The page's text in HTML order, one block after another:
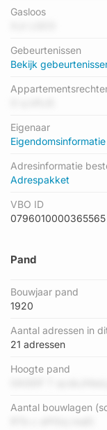
het energielabel C
'verblijfsobject in
als status: 'pand in
Gasloos
Gebeurtenissen
Bekijk
Eigenaar
Eigendomsinformatie
Adresinformatie
Adrespakket
VBO ID
0796010000365565
Pand
Bouwjaar pand
1920
Aantal adressen in
21 adressen
Hoogte pand
Aantal bouwlagen